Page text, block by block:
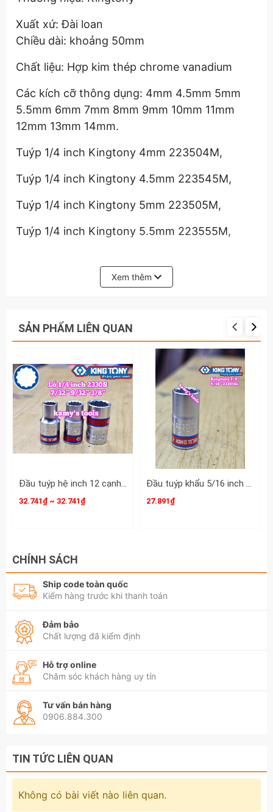
Xuất xứ: Đài loan
Chiều dài: khoảng 50mm
Chất liệu: Hợp kim thép chrome vanadium
Các kích cỡ thông dụng: 4mm 4.5mm 5mm
5.5mm 6mm 7mm 8mm 9mm 10mm 11mm
12mm 13mm 14mm.
Tuýp 1/4 inch Kingtony 4mm 223504M,
Tuýp 1/4 inch Kingtony 4.5mm 223545M,
Tuýp 1/4 inch Kingtony 5mm 223505M,
Tuýp 1/4 inch Kingtony 5.5mm 223555M,
Tuýp 1/4 inch Kingtony 7mm 223507M,
Tuýp 1/4 inch Kingtony 9mm 223509M,
Tuýp 1/4 inch Kingtony 10mm 223510M,
Tuýp 1/4 inch Kingtony 11mm 223511M,
Tuýp 1/4 inch Kingtony 12mm 223512M,
Tuýp 1/4 inch Kingtony 13mm 223513M,
Tuýp 1/4 inch Kingtony 14mm 223514M,
Bề mặt được phủ 1 lớp chrome sáng bóng
chống rỉ sét và sử dụng được lâu dài.
Hãy liên hệ với kamy's tools để biết thêm
dài 1/4 inch Kingtony 4mm 4.5mm 5mm
5.5mm 6mm 7mm 8mm 9mm 10mm 11mm
12mm 13mm 14mm model 2235M.
Xem thêm
SẢN PHẨM LIÊN QUAN
Đầu tuýp hệ inch 12 cạnh 1/4 inch Kingtony cỡ 7/32” 9/32” 3/8” 233007S 233009S 233012S
32.741₫ ~ 32.741₫
Đầu tuýp khẩu 5/16 inch (7.9mm) lỗ 1/4 inch Kingtony 233010S
27.891₫
CHÍNH SÁCH
Ship code toàn quốc
Kiểm hàng trước khi thanh toán
Đảm bảo
Chất lượng đã kiểm định
Hỗ trợ online
Chăm sóc khách hàng uy tín
Tư vấn bán hàng
0906.884.300
TIN TỨC LIÊN QUAN
Không có bài viết nào liên quan.